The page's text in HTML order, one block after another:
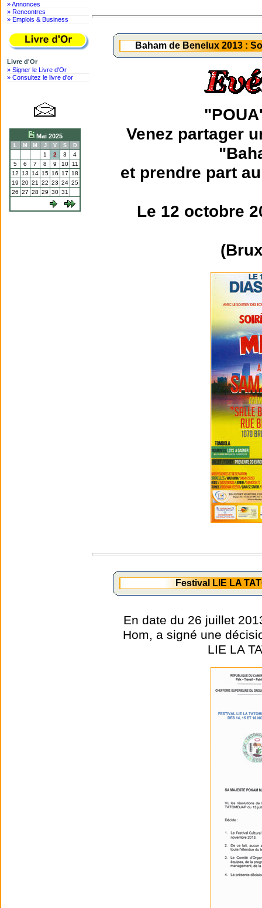
» Annonces
» Rencontres
» Emplois & Business
Livre d'Or
» Signer le Livre d'Or
» Consultez le livre d'or
Mai 2025
L M M J V S D
1 2 3
4
5
6 7 8 9 10
11
12
13 14 15 16 17
18
19 20 21 22 23 24 25
26 27 28 29 30 31
Baham de Benelux 2013 :
Venez partager
et prendre part
Le 12 octobre
Festival LIE LA
En date du 26 juillet
Hom, a signé une
LIE LA